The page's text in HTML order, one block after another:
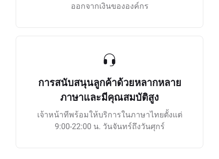
ออกจากเงินขององค์กร
การสนับสนุนลูกค้าด้วยหลากหลาย
ภาษาและมีคุณสมบัติสูง
เจ้าหน้าทีพร้อมให้บริการในภาษาไทยตั้งแต่
9:00-22:00 น. วันจันทร์ถึงวันศุกร์